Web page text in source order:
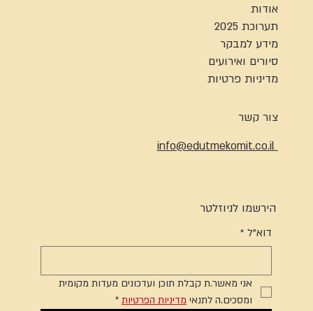
אודות
תערוכת 2025
מידע למבקר
סיורים ואירועים
מדיניות פרטיות
צור קשר
info@edutmekomit.co.il
הירשמו לניוזלטר
דוא"ל *
אני מאשר.ת קבלת תוכן ועדכונים מעדות מקומית
ומסכים.ה לתנאי מדיניות הפרטיות *